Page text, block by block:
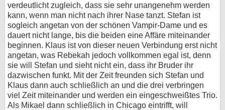
verdeutlicht zugleich, dass sie sehr unangenehm werden
kann, wenn man nicht nach ihrer Nase tanzt. Stefan ist
sogleich angetan von der schönen Vampir-Dame und es
dauert nicht lange, bis die beiden eine Affäre miteinander
beginnen. Klaus ist von dieser neuen Verbindung erst nicht
angetan, was Rebekah jedoch vollkommen egal ist, denn
sie will Stefan und sieht nicht ein, dass ihr Bruder ihr
dazwischen funkt. Mit der Zeit freunden sich Stefan und
Klaus dann auch schließlich an und die drei verbringen
viel Zeit miteinander und werden ein eingeschweißtes Trio.
Als Mikael dann schließlich in Chicago eintrifft, will